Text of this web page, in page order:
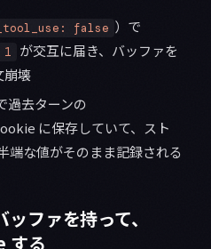
false ）で
が交互に届き、バッファを
崩壊
過去ターンの
に保存していて、スト
端な値がそのまま記録される
ファを持って、
する